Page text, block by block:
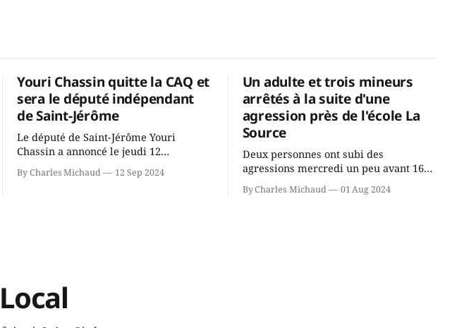
Youri Chassin quitte la CAQ et
sera le député indépendant
de Saint-Jérôme
Le député de Saint-Jérôme Youri
Chassin a annoncé le jeudi 12
Coalition Avenir Québec de François
By Charles Michaud 12 Sep 2024
Un adulte et trois mineurs
arrêtés à la suite d'une
agression près de l'école La
Source
Deux personnes ont subi des
agressions mercredi un peu avant 16h
Source dans le secteur Bellefeuille de
By Charles Michaud 01 Aug 2024